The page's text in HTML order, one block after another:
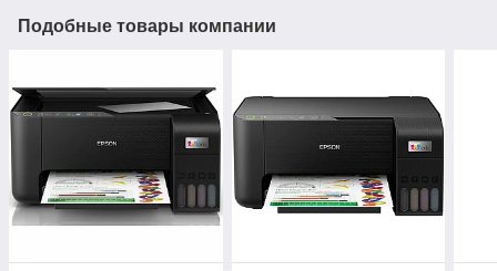
Подобные товары компании